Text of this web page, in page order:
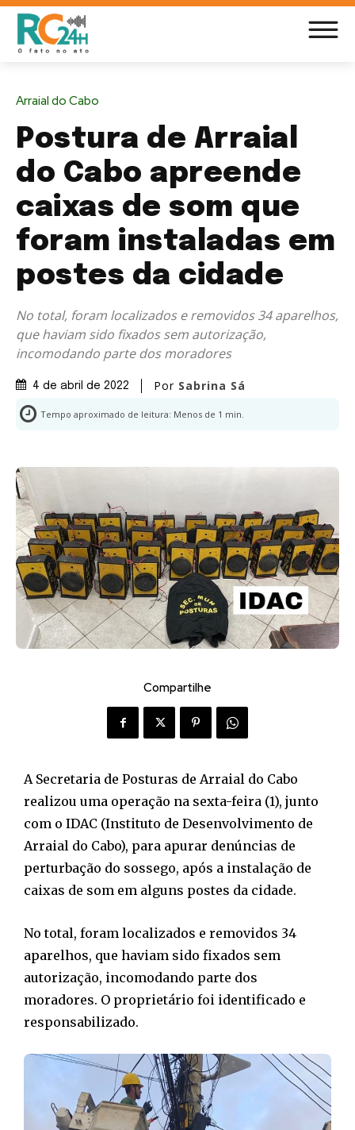
Arraial do Cabo
Postura de Arraial
do Cabo apreende
caixas de som que
foram instaladas em
postes da cidade
No total, foram localizados e removidos 34 aparelhos,
que haviam sido fixados sem autorização,
incomodando parte dos moradores
4 de abril de 2022 Por Sabrina Sá
Tempo aproximado de leitura: Menos de 1 min.
Compartilhe
A Secretaria de Posturas de Arraial do Cabo
realizou uma operação na sexta-feira (1), junto
com o IDAC (Instituto de Desenvolvimento de
Arraial do Cabo), para apurar denúncias de
perturbação do sossego, após a instalação de
caixas de som em alguns postes da cidade.
No total, foram localizados e removidos 34
aparelhos, que haviam sido fixados sem
autorização, incomodando parte dos
moradores. O proprietário foi identificado e
responsabilizado.